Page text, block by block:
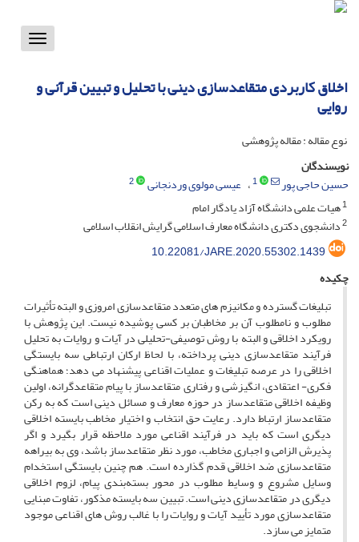
Toggle
اخلاق کاربردی متقاعدسازی دینی با تحلیل و تبیین قرآنی و
روایی
نوع مقاله : مقاله پژوهشی
نویسندگان
حسین حاجی پور
1 عیسی مولوی وردنجانی
2
1هیات علمی دانشگاه آزاد یادگار امام
2دانشجوی دکتری دانشگاه معارف اسلامی گرایش انقلاب اسلامی
10.22081/JARE.2020.55302.1439
چکیده
تبلیغات گسترده و مکانیزم های متعدد متقاعدسازی امروزی و البته تأثیرات
مطلوب و نامطلوب آن بر مخاطبان بر کسی پوشیده نیست. این پژوهش با
رویکرد اخلاقی و البته با روش توصیفی-تحلیلی در آیات و روایات به تحلیل
فرآیند متقاعدسازی دینی پرداخته، با لحاظ ارکان ارتباطی سه بایستگی
اخلاقی را در عرصه تبلیغات و عملیات اقناعی پیشنهاد می دهد؛ هماهنگی
فکری- اعتقادی، انگیزشی و رفتاری متقاعدساز با پیام متقاعدگرانه، اولین
وظیفه اخلاقی متقاعدساز در حوزه معارف و مسائل دینی است که به رکن
متقاعدساز ارتباط دارد. رعایت حق انتخاب و اختیار مخاطب بایسته اخلاقی
دیگری است که باید در فرآیند اقناعی مورد ملاحظه قرار بگیرد و اگر
پذیرش الزامی و اجباری مخاطب، مورد نظر متقاعدساز باشد، وی به بیراهه
متقاعدسازی ضد اخلاقی قدم گذارده است. هم چنین بایستگی استخدام
وسایل مشروع و وسایط مطلوب در محور بسته‌بندی پیام، لزوم اخلاقی
دیگری در متقاعدسازی دینی است. تبیین سه بایسته مذکور، تفاوت مبنایی
متقاعدسازی مورد تأیید آیات و روایات را با غالب روش های اقناعی موجود
متمایز می سازد.